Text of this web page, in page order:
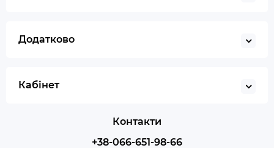
Додатково
Кабінет
Контакти
+38-066-651-98-66